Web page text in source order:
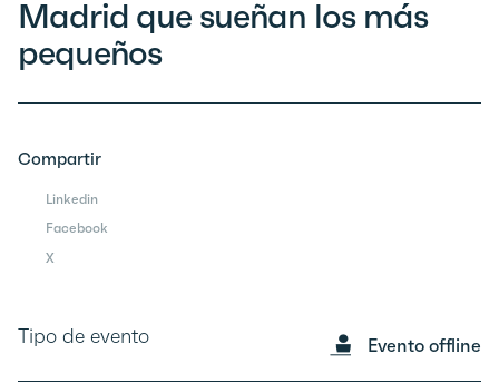
Madrid que sueñan los más
pequeños
Compartir
Linkedin
Facebook
X
Tipo de evento Evento offline